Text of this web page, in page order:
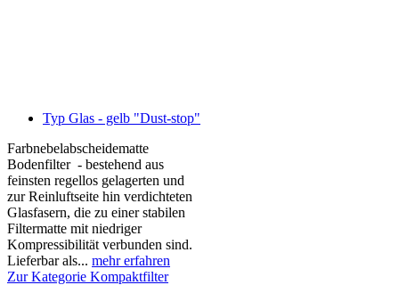
Typ Glas - gelb "Dust-stop"
Farbnebelabscheidematte
Bodenfilter - bestehend aus
feinsten regellos gelagerten und
zur Reinluftseite hin verdichteten
Glasfasern, die zu einer stabilen
Filtermatte mit niedriger
Kompressibilität verbunden sind.
Lieferbar als... mehr erfahren
Zur Kategorie Kompaktfilter